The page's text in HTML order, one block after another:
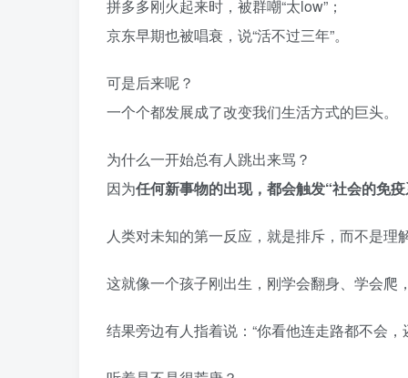
拼多多刚火起来时，被群嘲“太low”；
京东早期也被唱衰，说“活不过三年”。
可是后来呢？
一个个都发展成了改变我们生活方式的巨头。
为什么一开始总有人跳出来骂？
因为任何新事物的出现，都会触发“社会的免
人类对未知的第一反应，就是排斥，而不是理
这就像一个孩子刚出生，刚学会翻身、学会爬
结果旁边有人指着说：“你看他连走路都不会，